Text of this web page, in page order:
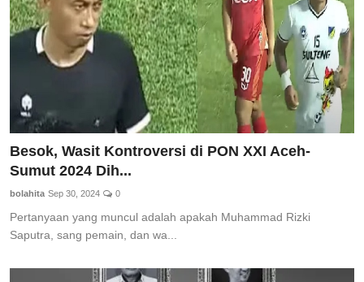
Besok, Wasit Kontroversi di PON XXI Aceh-
Sumut 2024 Dih...
bolahita Sep 30, 2024 0
Pertanyaan yang muncul adalah apakah Muhammad Rizki
Saputra, sang pemain, dan wa...